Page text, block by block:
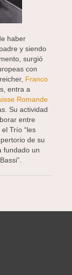
haber
y siendo
surgió
con
Franco
entra a
Romande
Su actividad
entre
Trío “les
de su
fundado un